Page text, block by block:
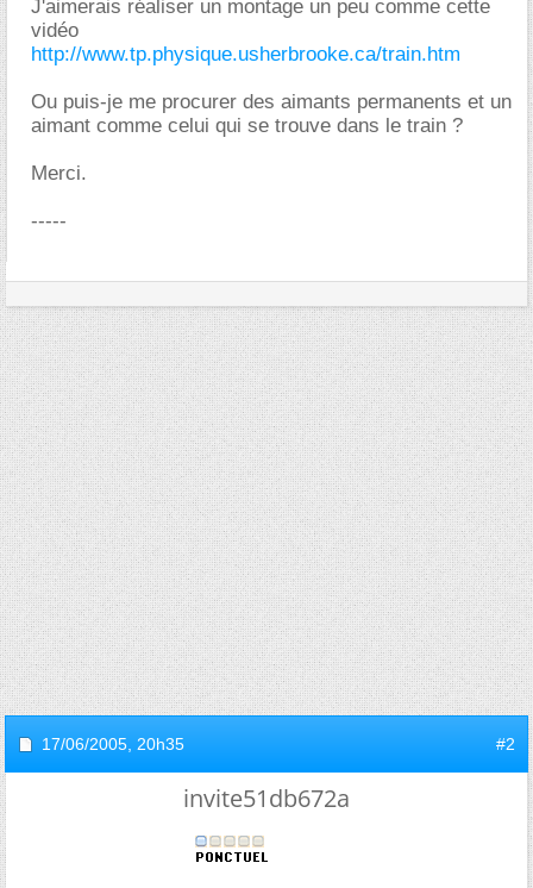
J'aimerais réaliser un montage un peu comme cette
vidéo
http://www.tp.physique.usherbrooke.ca/train.htm
Ou puis-je me procurer des aimants permanents et un
aimant comme celui qui se trouve dans le train ?
Merci.
-----
17/06/2005, 20h35 #2
invite51db672a